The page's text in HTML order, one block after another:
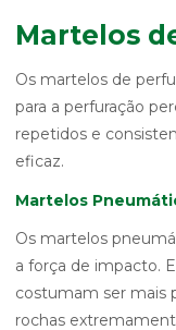
Martelos
Os martelos de
para a perfuração
repetidos e
eficaz.
Martelos
Os martelos
a força de impacto.
costumam ser mais
rochas